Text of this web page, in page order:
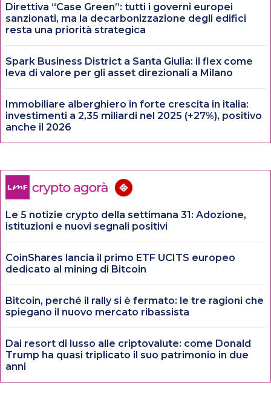
Direttiva “Case Green”: tutti i governi europei
sanzionati, ma la decarbonizzazione degli edifici
resta una priorità strategica
Spark Business District a Santa Giulia: il flex come
leva di valore per gli asset direzionali a Milano
Immobiliare alberghiero in forte crescita in italia:
investimenti a 2,35 miliardi nel 2025 (+27%), positivo
anche il 2026
Le 5 notizie crypto della settimana 31: Adozione,
istituzioni e nuovi segnali positivi
CoinShares lancia il primo ETF UCITS europeo
dedicato al mining di Bitcoin
Bitcoin, perché il rally si è fermato: le tre ragioni che
spiegano il nuovo mercato ribassista
Dai resort di lusso alle criptovalute: come Donald
Trump ha quasi triplicato il suo patrimonio in due
anni